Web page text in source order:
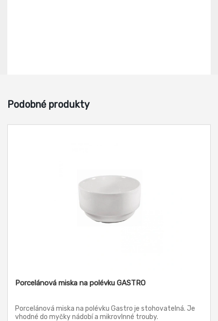
Podobné produkty
Porcelánová miska na polévku GASTRO
Porcelánová miska na polévku Gastro je stohovatelná. Je
vhodné do myčky nádobí a mikrovlnné trouby.